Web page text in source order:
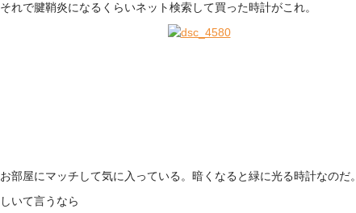
それで腱鞘炎になるくらいネット検索して買った時計がこれ。
お部屋にマッチして気に入っている。暗くなると緑に光る時計なのだ。
しいて言うなら